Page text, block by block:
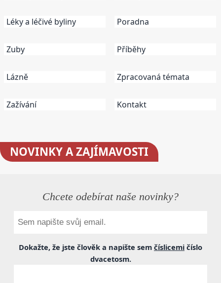
Léky a léčivé byliny
Zuby
Lázně
Zažívání
Poradna
Příběhy
Zpracovaná témata
Kontakt
NOVINKYA ZAJÍMAVOSTI
Chcete odebírat naše novinky?
Dokažte, že jste člověk a napište sem číslicemi číslo
dvacetosm.